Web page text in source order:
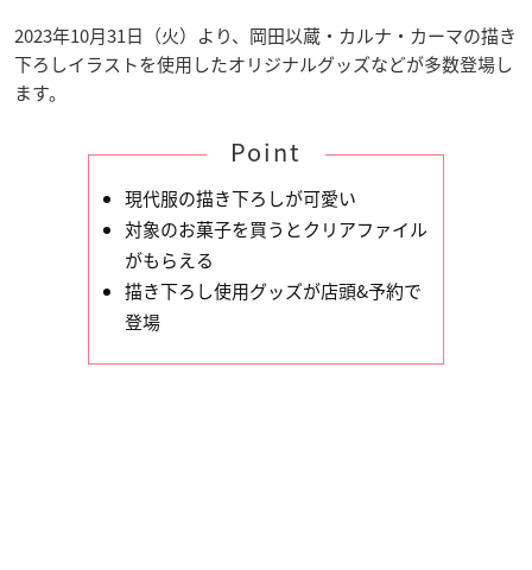
2023年10月31日（火）より、岡田以蔵・カルナ・カーマの描き
下ろしイラストを使用したオリジナルグッズなどが多数登場し
ます。
Point
現代服の描き下ろしが可愛い
対象のお菓子を買うとクリアファイル
がもらえる
描き下ろし使用グッズが店頭&予約で
登場